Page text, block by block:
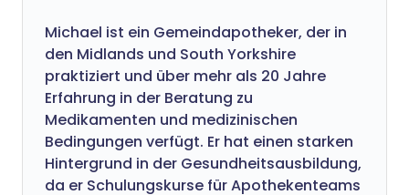
Michael ist ein Gemeindapotheker, der in
den Midlands und South Yorkshire
praktiziert und über mehr als 20 Jahre
Erfahrung in der Beratung zu
Medikamenten und medizinischen
Bedingungen verfügt. Er hat einen starken
Hintergrund in der Gesundheitsausbildung,
da er Schulungskurse für Apothekenteams